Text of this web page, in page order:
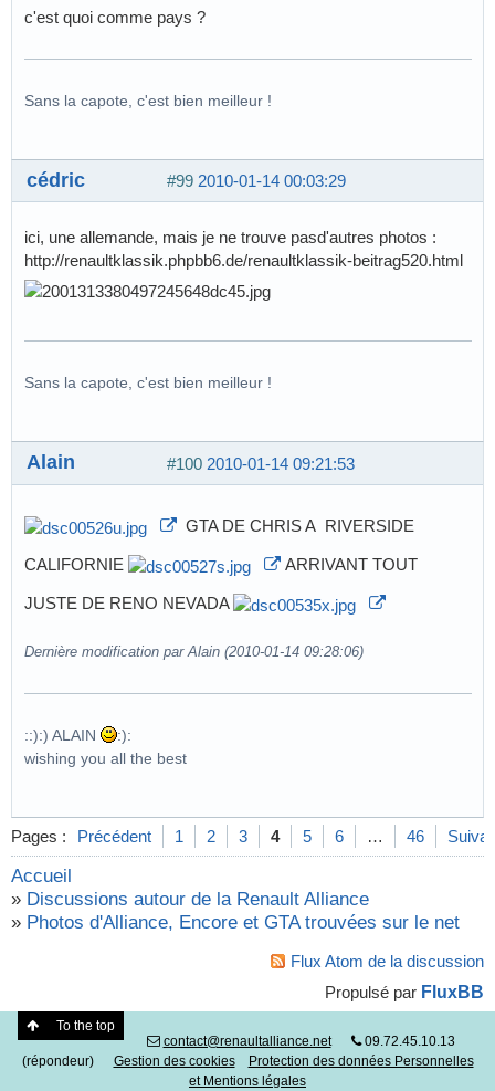
c'est quoi comme pays ?
Sans la capote, c'est bien meilleur !
#99 2010-01-14 00:03:29
cédric
ici, une allemande, mais je ne trouve pasd'autres photos :
http://renaultklassik.phpbb6.de/renaultklassik-beitrag520.html
Sans la capote, c'est bien meilleur !
#100 2010-01-14 09:21:53
Alain
GTA DE CHRIS A RIVERSIDE
CALIFORNIE ARRIVANT TOUT
JUSTE DE RENO NEVADA
Dernière modification par Alain (2010-01-14 09:28:06)
::):) ALAIN
:):
wishing you all the best
Pages : Précédent 1 2 3 4 5 6 … 46
Accueil
» Discussions autour de la Renault Alliance
» Photos d'Alliance, Encore et GTA trouvées sur le net
Flux Atom de la discussion
Propulsé par FluxBB
To the top
contact@renaultalliance.net
09.72.45.10.13
(répondeur) Gestion des cookies
Protection des données Personnelles
et Mentions légales